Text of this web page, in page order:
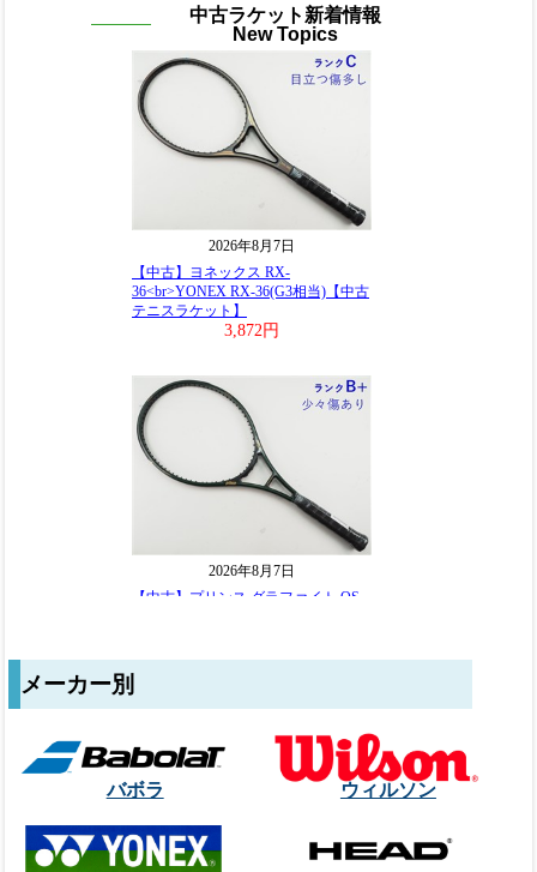
中古ラケット新着情報
New Topics
メーカー別
バボラ ウィルソン